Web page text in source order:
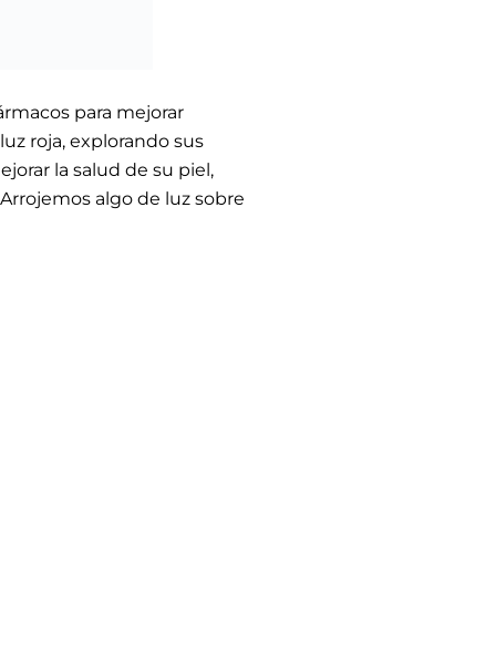
para mejorar
roja, explorando sus
la salud de su piel,
algo de luz sobre